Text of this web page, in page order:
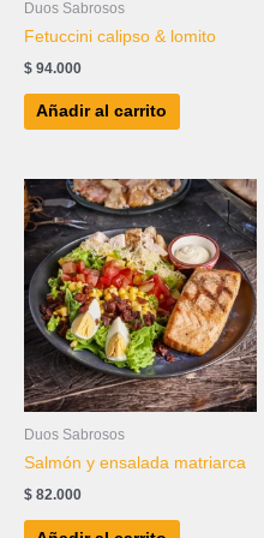
Duos Sabrosos
Fetuccini calipso & lomito
$ 94.000
Añadir al carrito
Duos Sabrosos
Salmón y ensalada matriarca
$ 82.000